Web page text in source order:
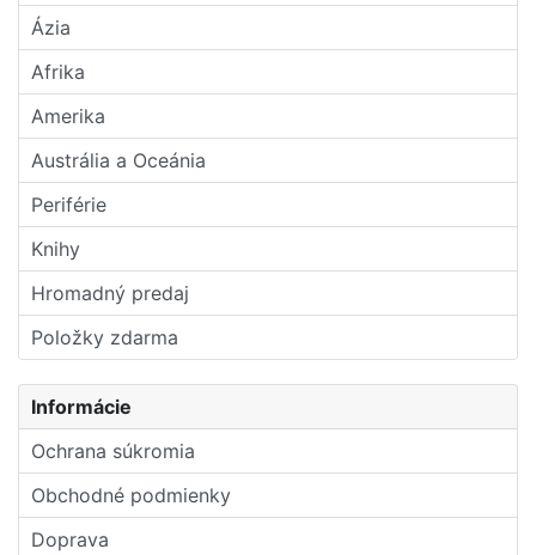
Ázia
Afrika
Amerika
Austrália a Oceánia
Periférie
Knihy
Hromadný predaj
Položky zdarma
Informácie
Ochrana súkromia
Obchodné podmienky
Doprava